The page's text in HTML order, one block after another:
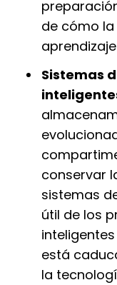
de cómo
Sistemas
conservar
sistemas
útil de los
está
la